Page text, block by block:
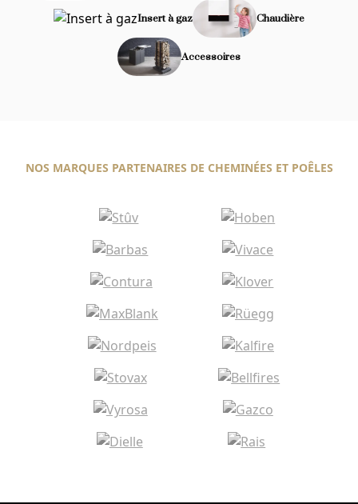
Insert à gaz Chaudière
Accessoires
NOS MARQUES PARTENAIRES DE CHEMINÉES ET POÊLES